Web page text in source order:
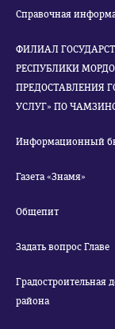
Справочная
ФИЛИАЛ
РЕСПУБЛИКИ
ПРЕДОСТАВЛЕНИЯ
УСЛУГ» ПО
Информационный
Газета «Знамя»
Общепит
Задать вопрос Главе
Градостроительная
района